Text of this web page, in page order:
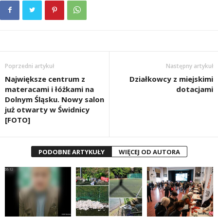
Poprzedni artykuł
Największe centrum z
materacami i łóżkami na
Dolnym Śląsku. Nowy salon
już otwarty w Świdnicy
[FOTO]
Następny artykuł
Działkowcy z miejskimi
dotacjami
PODOBNE ARTYKUŁY WIĘCEJ OD AUTORA